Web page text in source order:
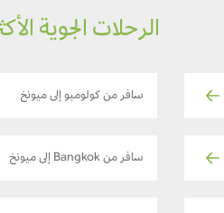
الرحلات الجوية
سافر من كولومبو إلى ميونخ
سافر من Bangkok إلى ميونخ